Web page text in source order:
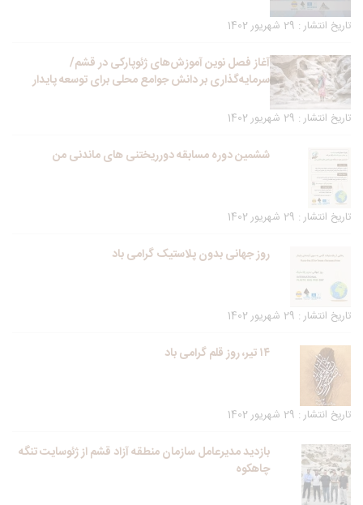
تاریخ انتشار : 29 شهریور 1402
آغاز فصل نوین آموزش‌های ژئوپارکی در قشم/
سرمایه‌گذاری بر دانش جوامع محلی برای توسعه پایدار
تاریخ انتشار : 29 شهریور 1402
ششمین دوره مسابقه دورریختنی های ماندنی من
تاریخ انتشار : 29 شهریور 1402
روز جهانی بدون پلاستیک گرامی باد
تاریخ انتشار : 29 شهریور 1402
۱۴ تیر، روز قلم گرامی باد
تاریخ انتشار : 29 شهریور 1402
بازدید مدیرعامل سازمان منطقه آزاد قشم از ژئوسایت تنگه
چاهکوه